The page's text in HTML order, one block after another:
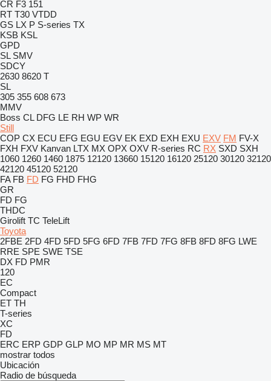
CR F3 151
RT T30 VTDD
GS LX P S-series TX
KSB KSL
GPD
SL SMV
SDCY
2630 8620 T
SL
305 355 608 673
MMV
Boss CL DFG LE RH WP WR
Still
COP CX ECU EFG EGU EGV EK EXD EXH EXU EXV FM FV-X
FXH FXV Kanvan LTX MX OPX OXV R-series RC RX SXD SXH
1060 1260 1460 1875 12120 13660 15120 16120 25120 30120 32120
42120 45120 52120
FA FB FD FG FHD FHG
GR
FD FG
THDC
Girolift TC TeleLift
Toyota
2FBE 2FD 4FD 5FD 5FG 6FD 7FB 7FD 7FG 8FB 8FD 8FG LWE
RRE SPE SWE TSE
DX FD PMR
120
EC
Compact
ET TH
T-series
XC
FD
ERC ERP GDP GLP MO MP MR MS MT
mostrar todos
Ubicación
Radio de búsqueda